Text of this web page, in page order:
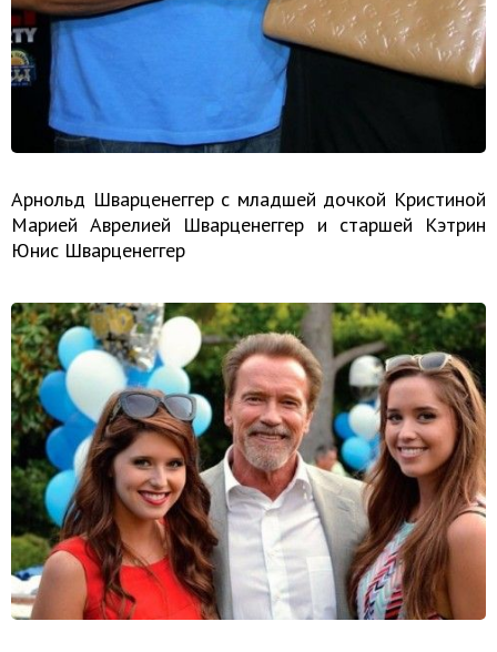
Арнольд Шварценеггер с младшей дочкой Кристиной
Марией Аврелией Шварценеггер и старшей Кэтрин
Юнис Шварценеггер